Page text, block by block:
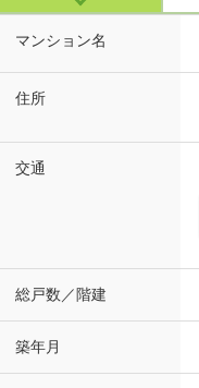
マンション名
住所
交通
総戸数／階建
築年月